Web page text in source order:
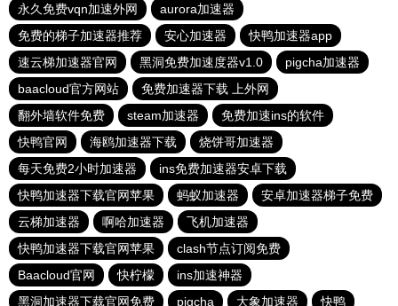
永久免费vqn加速外网
aurora加速器
免费的梯子加速器推荐
安心加速器
快鸭加速器app
速云梯加速器官网
黑洞免费加速度器v1.0
pigcha加速器
baacloud官方网站
免费加速器下载 上外网
翻外墙软件免费
steam加速器
免费加速ins的软件
快鸭官网
海鸥加速器下载
烧饼哥加速器
每天免费2小时加速器
ins免费加速器安卓下载
快鸭加速器下载官网苹果
蚂蚁加速器
安卓加速器梯子免费
云梯加速器
啊哈加速器
飞机加速器
快鸭加速器下载官网苹果
clash节点订阅免费
Baacloud官网
快柠檬
ins加速神器
黑洞加速器下载官网免费
pigcha 大象加速器 快鸭